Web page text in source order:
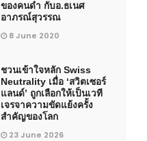
ของคนดำ กับอ.ธเนศ
อาภรณ์สุวรรณ
8 June 2020
ชวนเข้าใจหลัก Swiss
Neutrality เมื่อ ‘สวิตเซอร์
แลนด์’ ถูกเลือกให้เป็นเวที
เจรจาความขัดแย้งครั้ง
สำคัญของโลก
23 June 2026